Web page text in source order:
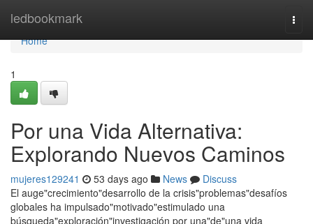
ledbookmark
Home
Home
1
Por una Vida Alternativa:
Explorando Nuevos Caminos
mujeres129241 53 days ago News
Discuss
El auge"crecimiento"desarrollo de la crisis"problemas"desafíos
globales ha impulsado"motivado"estimulado una
búsqueda"exploración"investigación por una"de"una vida